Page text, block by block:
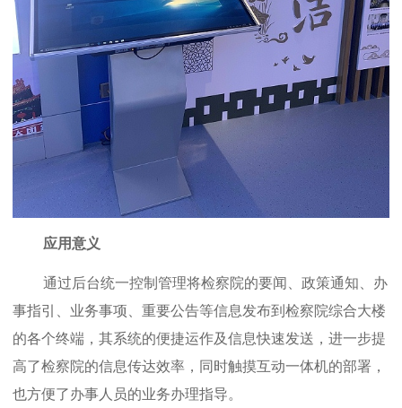
应用意义
通过后台统一控制管理将检察院的要闻、政策通知、办
事指引、业务事项、重要公告等信息发布到检察院综合大楼
的各个终端，其系统的便捷运作及信息快速发送，进一步提
高了检察院的信息传达效率，同时触摸互动一体机的部署，
也方便了办事人员的业务办理指导。